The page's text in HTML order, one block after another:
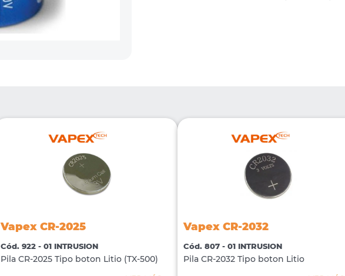
Vapex CR-2025
Cód. 922 - 01 INTRUSION
Pila CR-2025 Tipo boton Litio (TX-500)
Vapex CR-2032
Cód. 807 - 01 INTRUSION
Pila CR-2032 Tipo boton Litio